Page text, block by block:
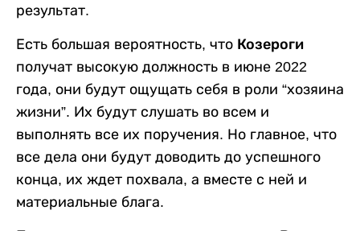
результат.
Есть большая вероятность, что Козероги
получат высокую должность в июне 2022
года, они будут ощущать себя в роли “хозяина
жизни”. Их будут слушать во всем и
выполнять все их поручения. Но главное, что
все дела они будут доводить до успешного
конца, их ждет похвала, а вместе с ней и
материальные блага.